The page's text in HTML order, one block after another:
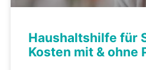
Haushaltshilfe für
Kosten mit & ohne